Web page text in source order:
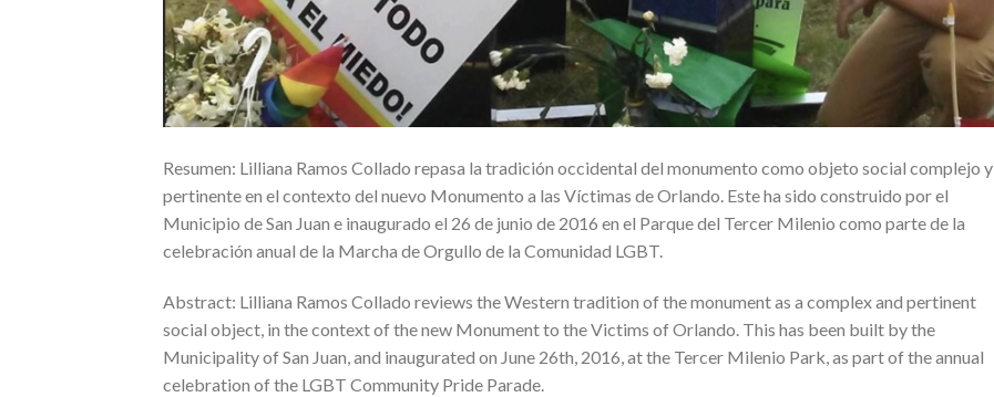
Resumen: Lilliana Ramos Collado repasa la tradición occidental del monumento como objeto social complejo y
pertinente en el contexto del nuevo Monumento a las Víctimas de Orlando. Este ha sido construido por el
Municipio de San Juan e inaugurado el 26 de junio de 2016 en el Parque del Tercer Milenio como parte de la
celebración anual de la Marcha de Orgullo de la Comunidad LGBT.
Abstract: Lilliana Ramos Collado reviews the Western tradition of the monument as a complex and pertinent
social object, in the context of the new Monument to the Victims of Orlando. This has been built by the
Municipality of San Juan, and inaugurated on June 26th, 2016, at the Tercer Milenio Park, as part of the annual
celebration of the LGBT Community Pride Parade.